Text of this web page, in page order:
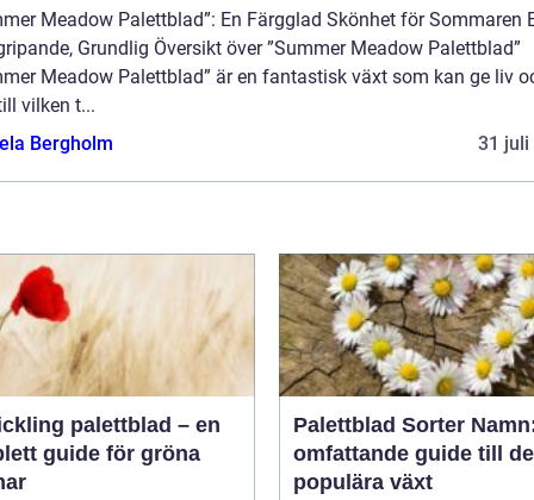
Meadow Palettblad”: En Färgglad Skönhet för Sommaren
Grundlig Översikt över ”Summer Meadow Palettblad”
Meadow Palettblad” är en fantastisk växt som kan ge liv
vilken t...
Bergholm
31 juli
palettblad – en
guide för gröna
Palettblad Sorter
omfattande guide till
populära växt